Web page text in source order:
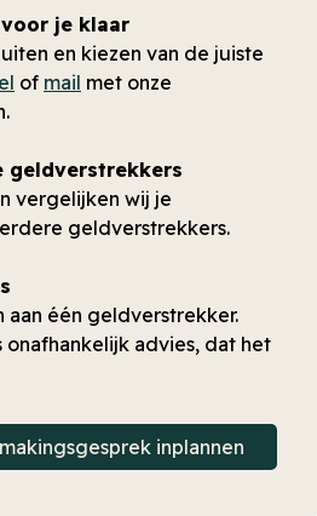
je klaar
en kiezen van de juiste
of mail met onze
geldverstrekkers
vergelijken wij je
geldverstrekkers.
aan één geldverstrekker.
onafhankelijk advies, dat het
inplannen